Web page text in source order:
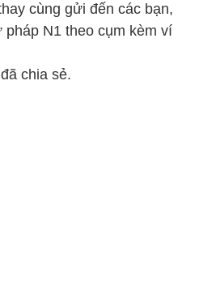
cùng gửi đến các bạn,
N1 theo cụm kèm ví
chia sẻ.